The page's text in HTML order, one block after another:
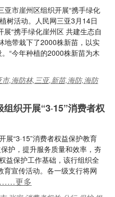
市崖州区组织开展“携手绿化
树活动。人民网三亚3月14日
“携手绿化崖州区 共建生态自
地带栽下了2000株新苗，以实
“今年种植的2000株新苗为木
市,海防林,三亚,新苗,海防,海防
织开展“3·15”消费者权
展“3·15”消费者权益保护教育
护，提升服务质量和效率，夯
益保护工作基础，该行组织全
育宣传活动。各一级支行将网
……更多